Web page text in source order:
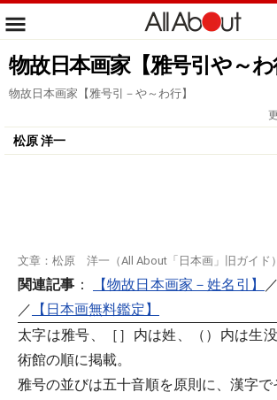
物故日本画家【雅号引や～わ
物故日本画家【雅号引－や～わ行】
松原 洋一
文章：松原 洋一（All About「日本画」旧ガイド）
関連記事 ： 【物故日本画家－姓名引】 ／
／
【日本画無料鑑定】
太字は雅号、［］内は姓、（）内は生
術館の順に掲載。
雅号の並びは五十音順を原則に、漢字で